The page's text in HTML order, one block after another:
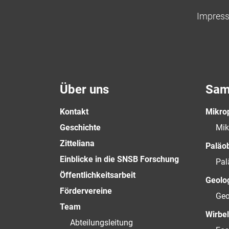
Über uns
Kontakt
Geschichte
Zitteliana
Einblicke in die SNSB Forschung
Öffentlichkeitsarbeit
Fördervereine
Team
Abteilungsleitung